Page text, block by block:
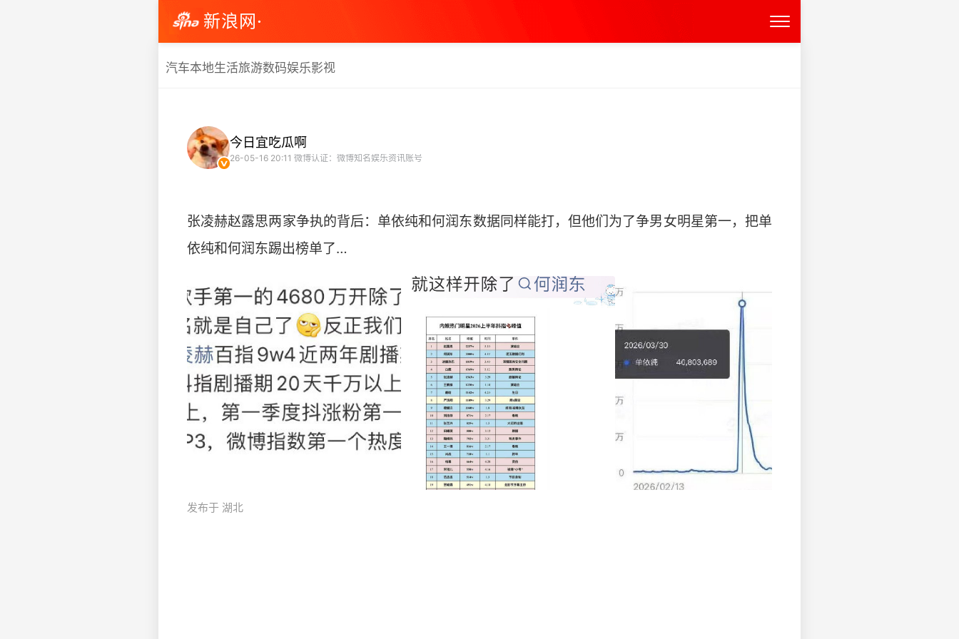
新浪网·
汽车本地生活旅游数码娱乐影视
今日宜吃瓜啊
26-05-16 20:11 微博认证：微博知名娱乐资讯账号
张凌赫赵露思两家争执的背后：单依纯和何润东数据同样能打，但他们为了争男女明星第一，把单
依纯和何润东踢出榜单了… ​
发布于 湖北